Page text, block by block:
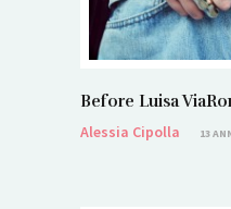
Before Luisa
Alessia Cipolla
13